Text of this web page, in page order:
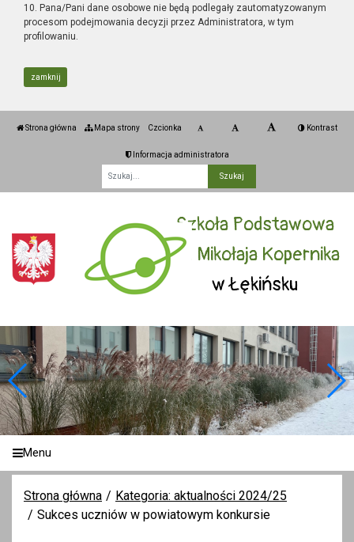
10. Pana/Pani dane osobowe nie będą podlegały zautomatyzowanym
procesom podejmowania decyzji przez Administratora, w tym
profilowaniu.
zamknij
Strona główna Mapa strony Czcionka Kontrast
Informacja administratora
Szkoła Podstawowa
im. Mikołaja Kopernika
w Łękińsku
Menu
Strona główna
Kategoria: aktualności 2024/25
Sukces uczniów w powiatowym konkursie